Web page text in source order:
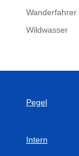
Wanderfahrer
Wildwasser
Pegel
Intern